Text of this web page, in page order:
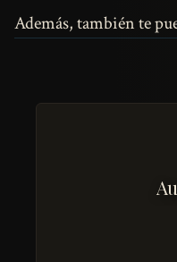
Además, también te